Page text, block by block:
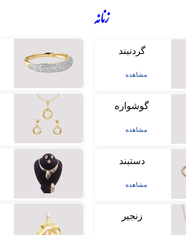
زنانه
گردنبند
مشاهده
گوشواره
مشاهده
دستبند
مشاهده
زنجیر